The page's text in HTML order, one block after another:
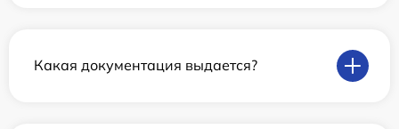
Какая документация выдается?